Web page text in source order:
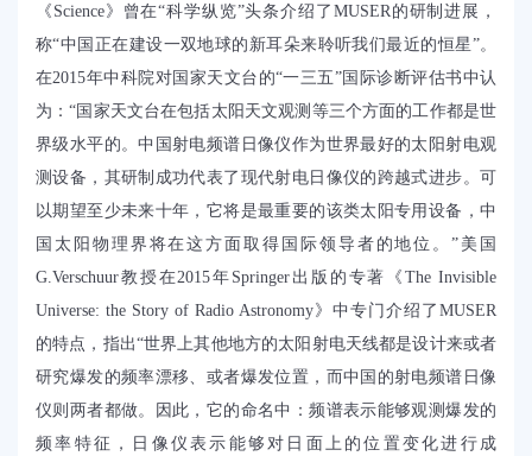
《Science》曾在“科学纵览”头条介绍了MUSER的研制进展，
称“中国正在建设一双地球的新耳朵来聆听我们最近的恒星”。
在2015年中科院对国家天文台的“一三五”国际诊断评估书中认
为：“国家天文台在包括太阳天文观测等三个方面的工作都是世
界级水平的。中国射电频谱日像仪作为世界最好的太阳射电观
测设备，其研制成功代表了现代射电日像仪的跨越式进步。可
以期望至少未来十年，它将是最重要的该类太阳专用设备，中
国太阳物理界将在这方面取得国际领导者的地位。”美国
G.Verschuur教授在2015年Springer出版的专著《The Invisible
Universe: the Story of Radio Astronomy》中专门介绍了MUSER
的特点，指出“世界上其他地方的太阳射电天线都是设计来或者
研究爆发的频率漂移、或者爆发位置，而中国的射电频谱日像
仪则两者都做。因此，它的命名中：频谱表示能够观测爆发的
频率特征，日像仪表示能够对日面上的位置变化进行成